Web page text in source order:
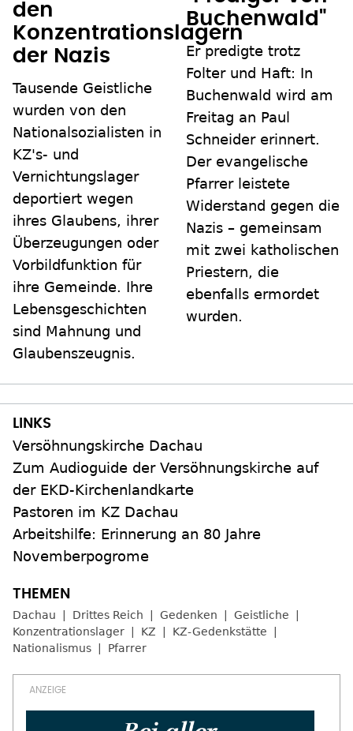
den
Konzentrationslagern
der Nazis
Tausende Geistliche
wurden von den
Nationalsozialisten in
KZ's- und
Vernichtungslager
deportiert wegen
ihres Glaubens, ihrer
Überzeugungen oder
Vorbildfunktion für
ihre Gemeinde. Ihre
Lebensgeschichten
sind Mahnung und
Glaubenszeugnis.
Buchenwald"
Er predigte trotz
Folter und Haft: In
Buchenwald wird am
Freitag an Paul
Schneider erinnert.
Der evangelische
Pfarrer leistete
Widerstand gegen die
Nazis – gemeinsam
mit zwei katholischen
Priestern, die
ebenfalls ermordet
wurden.
Versöhnungskirche Dachau
Zum Audioguide der Versöhnungskirche auf
der EKD-Kirchenlandkarte
Pastoren im KZ Dachau
Arbeitshilfe: Erinnerung an 80 Jahre
Novemberpogrome
Dachau Drittes Reich Gedenken
Geistliche
Konzentrationslager
KZ
KZ-Gedenkstätte
Nationalismus
Pfarrer